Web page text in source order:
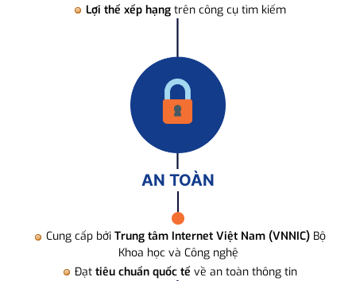
Lợi thế xếp hạng trên công cụ tìm kiếm
AN TOÀN
Cung cấp bởi Trung tâm Internet Việt Nam (VNNIC) Bộ
Khoa học và Công nghệ
Đạt tiêu chuẩn quốc tế về an toàn thông tin